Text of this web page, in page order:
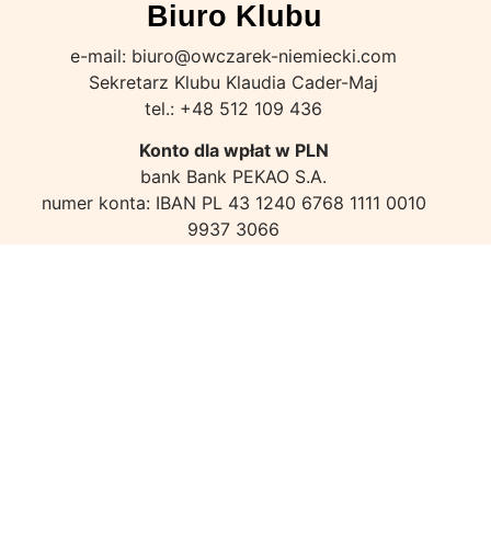
Biuro Klubu
e-mail: biuro@owczarek-niemiecki.com
Sekretarz Klubu Klaudia Cader-Maj
tel.: +48 512 109 436
Konto dla wpłat w PLN
bank Bank PEKAO S.A.
numer konta: IBAN PL 43 1240 6768 1111 0010
9937 3066